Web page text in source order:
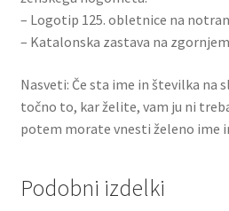
– Logotip 125. obletnice na
– Katalonska zastava na
Nasveti: Če sta ime in številka na
točno to, kar želite, vam ju ni
potem morate vnesti želeno ime
Podobni izdelki